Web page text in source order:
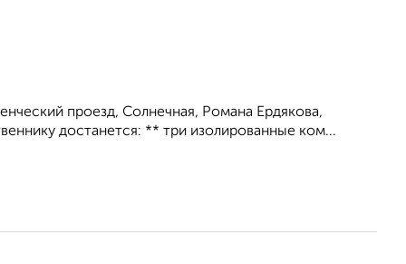
проезд, Солнечная, Романа Ердякова,
достанется: ** три изолированные ком...